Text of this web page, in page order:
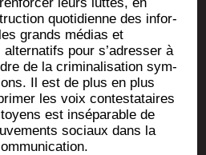
quo­ti­dienne des infor­
grands médias et
alter­na­tifs pour s’adresser à
de la cri­mi­na­li­sa­tion sym­
Il est de plus en plus
les voix contes­ta­taires
est insé­pa­rable de
sociaux dans la